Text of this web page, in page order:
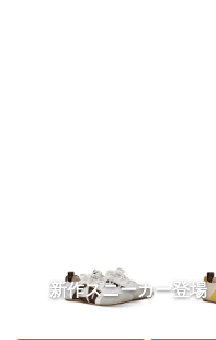
新作スニーカー登場